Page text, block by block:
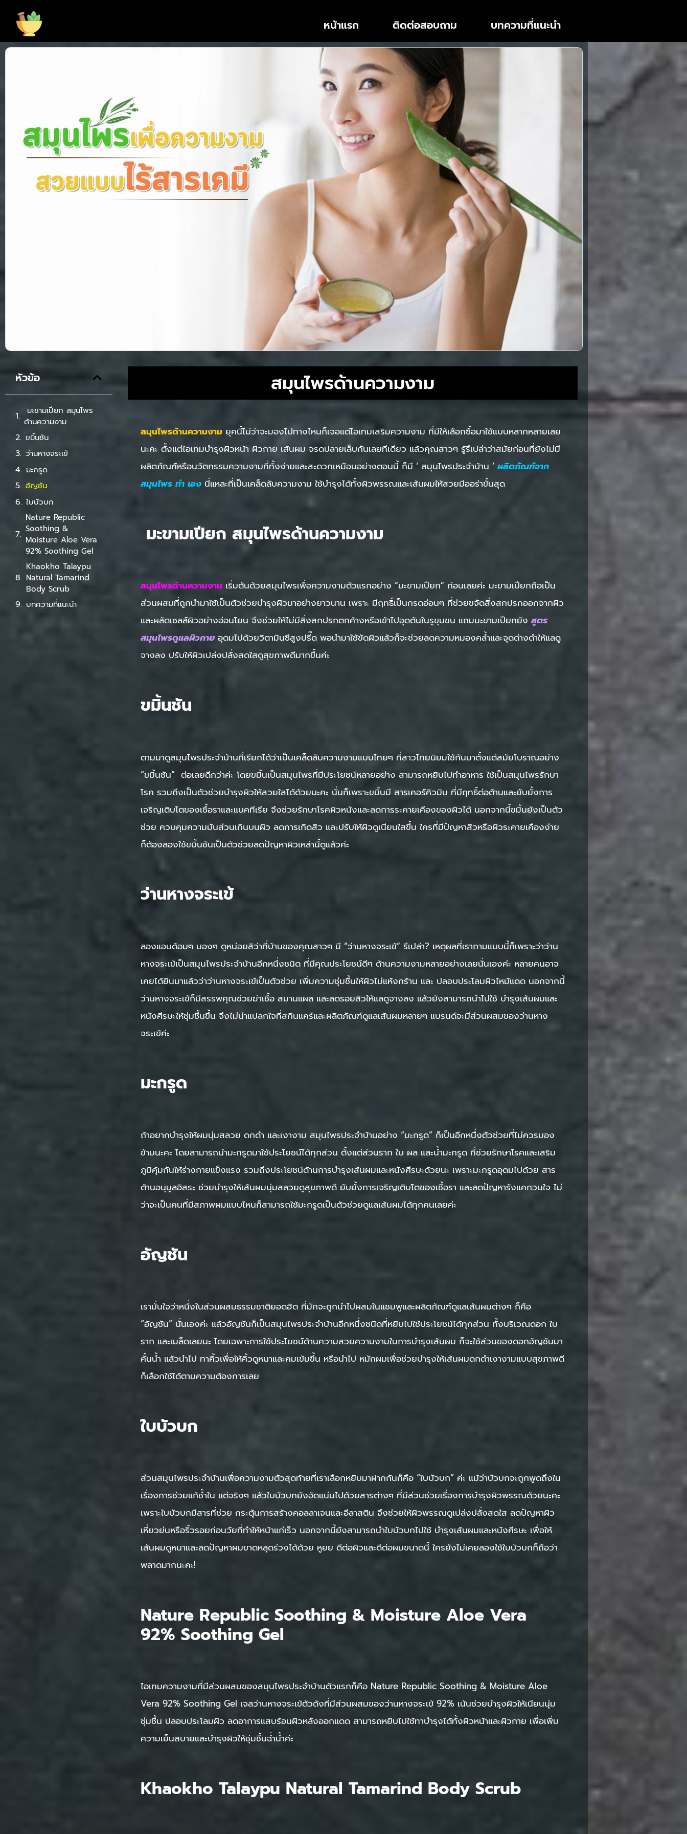
หน้าแรก ติดต่อสอบถาม บทความที่แนะนำ
หัวข้อ
มะขามเปียก สมุนไพร
ด้านความงาม
ขมิ้นชัน
ว่านหางจระเข้
มะกรูด
อัญชัน
ใบบัวบก
Nature Republic
Soothing &
Moisture Aloe Vera
92% Soothing Gel
Khaokho Talaypu
Natural Tamarind
Body Scrub
บทความที่แนะนำ
สมุนไพรด้านความงาม
สมุนไพรด้านความงาม ยุคนี้ไม่ว่าจะมองไปทางไหนก็เจอแต่ไอเทมเสริมความงาม ที่มีให้เลือกซื้อมาใช้แบบหลากหลายเลย
นะคะ ตั้งแต่ไอเทมบำรุงผิวหน้า ผิวกาย เส้นผม จรดปลายเล็บกันเลยทีเดียว แล้วคุณสาวๆ รู้รึเปล่าว่าสมัยก่อนที่ยังไม่มี
ผลิตภัณฑ์หรือนวัตกรรมความงามที่ทั้งง่ายและสะดวกเหมือนอย่างตอนนี้ ก็มี ‘ สมุนไพรประจำบ้าน ’ ผลิตภัณฑ์จาก
สมุนไพร ทํา เอง นี่แหละที่เป็นเคล็ดลับความงาม ใช้บำรุงได้ทั้งผิวพรรณและเส้นผมให้สวยมีออร่าขั้นสุด
มะขามเปียก สมุนไพรด้านความงาม
สมุนไพรด้านความงาม เริ่มต้นด้วยสมุนไพรเพื่อความงามตัวแรกอย่าง “มะขามเปียก” ก่อนเลยค่ะ มะขามเปียกถือเป็น
ส่วนผสมที่ถูกนำมาใช้เป็นตัวช่วยบำรุงผิวมาอย่างยาวนาน เพราะ มีฤทธิ์เป็นกรดอ่อนๆ ที่ช่วยขจัดสิ่งสกปรกออกจากผิว
และผลัดเซลล์ผิวอย่างอ่อนโยน จึงช่วยให้ไม่มีสิ่งสกปรกตกค้างหรือเข้าไปอุดตันในรูขุมขน แถมมะขามเปียกยัง สูตร
สมุนไพรดูแลผิวกายอุดมไปด้วยวิตามินซีสูงปรี๊ด พอนำมาใช้ขัดผิวแล้วก็จะช่วยลดความหมองคล้ำและจุดด่างดำให้แลดู
จางลง ปรับให้ผิวเปล่งปลั่งสดใสดูสุขภาพดีมากขึ้นค่ะ
ขมิ้นชัน
ตามมาดูสมุนไพรประจำบ้านที่เรียกได้ว่าเป็นเคล็ดลับความงามแบบไทยๆ ที่สาวไทยนิยมใช้กันมาตั้งแต่สมัยโบราณอย่าง
“ขมิ้นชัน” ต่อเลยดีกว่าค่ะ โดยขมิ้นเป็นสมุนไพรที่มีประโยชน์หลายอย่าง สามารถหยิบไปทำอาหาร ใช้เป็นสมุนไพรรักษา
โรค รวมถึงเป็นตัวช่วยบำรุงผิวให้สวยใสได้ด้วยนะคะ นั่นก็เพราะขมิ้นมี สารเคอร์คิวมิน ที่มีฤทธิ์ต่อต้านและยับยั้งการ
เจริญเติบโตของเชื้อราและแบคทีเรีย จึงช่วยรักษาโรคผิวหนังและลดการระคายเคืองของผิวได้ นอกจากนี้ขมิ้นยังเป็นตัว
ช่วย ควบคุมความมันส่วนเกินบนผิว ลดการเกิดสิว และปรับให้ผิวดูเนียนใสขึ้น ใครที่มีปัญหาสิวหรือผิวระคายเคืองง่าย
ก็ต้องลองใช้ขมิ้นชันเป็นตัวช่วยลดปัญหาผิวเหล่านี้ดูแล้วค่ะ
ว่านหางจระเข้
ลองแอบด้อมๆ มองๆ ดูหน่อยสิว่าที่บ้านของคุณสาวๆ มี “ว่านหางจระเข้” รึเปล่า? เหตุผลที่เราถามแบบนี้ก็เพราะว่าว่าน
หางจระเข้เป็นสมุนไพรประจำบ้านอีกหนึ่งชนิด ที่มีคุณประโยชน์ดีๆ ด้านความงามหลายอย่างเลยนั่นเองค่ะ หลายคนอาจ
เคยได้ยินมาแล้วว่าว่านหางจระเข้เป็นตัวช่วย เพิ่มความชุ่มชื้นให้ผิวไม่แห้งกร้าน และ ปลอบประโลมผิวไหม้แดด นอกจากนี้
ว่านหางจระเข้ก็มีสรรพคุณช่วยฆ่าเชื้อ สมานแผล และลดรอยสิวให้แลดูจางลง แล้วยังสามารถนำไปใช้ บำรุงเส้นผมและ
หนังศีรษะให้ชุ่มชื้นขึ้น จึงไม่น่าแปลกใจที่สกินแคร์และผลิตภัณฑ์ดูแลเส้นผมหลายๆ แบรนด์จะมีส่วนผสมของว่านหาง
จระเข้ค่ะ
มะกรูด
ถ้าอยากบำรุงให้ผมนุ่มสลวย ดกดำ และเงางาม สมุนไพรประจำบ้านอย่าง “มะกรูด” ก็เป็นอีกหนึ่งตัวช่วยที่ไม่ควรมอง
ข้ามนะคะ โดยสามารถนำมะกรูดมาใช้ประโยชน์ได้ทุกส่วน ตั้งแต่ส่วนราก ใบ ผล และน้ำมะกรูด ที่ช่วยรักษาโรคและเสริม
ภูมิคุ้มกันให้ร่างกายแข็งแรง รวมถึงประโยชน์ด้านการบำรุงเส้นผมและหนังศีรษะด้วยนะ เพราะมะกรูดอุดมไปด้วย สาร
ต้านอนุมูลอิสระ ช่วยบำรุงให้เส้นผมนุ่มสลวยดูสุขภาพดี ยับยั้งการเจริญเติบโตของเชื้อรา และลดปัญหารังแคกวนใจ ไม่
ว่าจะเป็นคนที่มีสภาพผมแบบไหนก็สามารถใช้มะกรูดเป็นตัวช่วยดูแลเส้นผมได้ทุกคนเลยค่ะ
อัญชัน
เรามั่นใจว่าหนึ่งในส่วนผสมธรรมชาติยอดฮิต ที่มักจะถูกนำไปผสมในแชมพูและผลิตภัณฑ์ดูแลเส้นผมต่างๆ ก็คือ
“อัญชัน” นั่นเองค่ะ แล้วอัญชันก็เป็นสมุนไพรประจำบ้านอีกหนึ่งชนิดที่หยิบไปใช้ประโยชน์ได้ทุกส่วน ทั้งบริเวณดอก ใบ
ราก และเมล็ดเลยนะ โดยเฉพาะการใช้ประโยชน์ด้านความสวยความงามในการบำรุงเส้นผม ก็จะใช้ส่วนของดอกอัญชันมา
คั้นน้ำ แล้วนำไป ทาคิ้วเพื่อให้คิ้วดูหนาและคมเข้มขึ้น หรือนำไป หมักผมเพื่อช่วยบำรุงให้เส้นผมดกดำเงางามแบบสุขภาพดี
ก็เลือกใช้ได้ตามความต้องการเลย
ใบบัวบก
ส่วนสมุนไพรประจำบ้านเพื่อความงามตัวสุดท้ายที่เราเลือกหยิบมาฝากกันก็คือ “ใบบัวบก” ค่ะ แม้ว่าบัวบกจะถูกพูดถึงใน
เรื่องการช่วยแก้ช้ำใน แต่จริงๆ แล้วใบบัวบกยังอัดแน่นไปด้วยสารต่างๆ ที่มีส่วนช่วยเรื่องการบำรุงผิวพรรณด้วยนะคะ
เพราะใบบัวบกมีสารที่ช่วย กระตุ้นการสร้างคอลลาเจนและอีลาสติน จึงช่วยให้ผิวพรรณดูเปล่งปลั่งสดใส ลดปัญหาผิว
เหี่ยวย่นหรือริ้วรอยก่อนวัยที่ทำให้หน้าแก่เร็ว นอกจากนี้ยังสามารถนำใบบัวบกไปใช้ บำรุงเส้นผมและหนังศีรษะ เพื่อให้
เส้นผมดูหนาและลดปัญหาผมขาดหลุดร่วงได้ด้วย หูยย ดีต่อผิวและดีต่อผมขนาดนี้ ใครยังไม่เคยลองใช้ใบบัวบกก็ถือว่า
พลาดมากนะคะ!
Nature Republic Soothing & Moisture Aloe Vera
92% Soothing Gel
ไอเทมความงามที่มีส่วนผสมของสมุนไพรประจำบ้านตัวแรกก็คือ Nature Republic Soothing & Moisture Aloe
Vera 92% Soothing Gel เจลว่านหางจระเข้ตัวดังที่มีส่วนผสมของว่านหางจระเข้ 92% เน้นช่วยบำรุงผิวให้เนียนนุ่ม
ชุ่มชื้น ปลอบประโลมผิว ลดอาการแสบร้อนผิวหลังออกแดด สามารถหยิบไปใช้ทาบำรุงได้ทั้งผิวหน้าและผิวกาย เพื่อเพิ่ม
ความเย็นสบายและบำรุงผิวให้ชุ่มชื้นฉ่ำน้ำค่ะ
Khaokho Talaypu Natural Tamarind Body Scrub